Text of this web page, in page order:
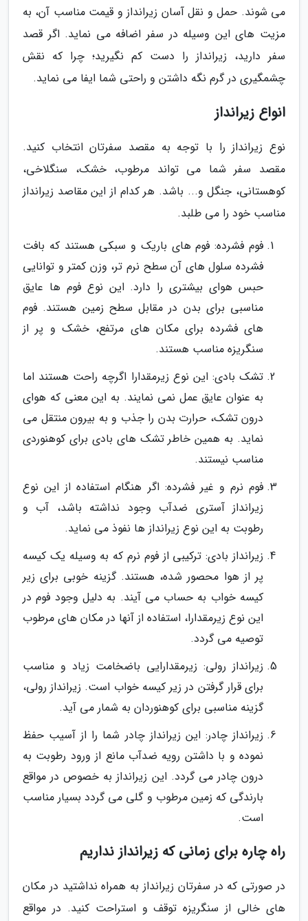
می شوند. حمل و نقل آسان زیرانداز و قیمت مناسب آن، به
مزیت های این وسیله در سفر اضافه می نماید. اگر قصد
سفر دارید، زیرانداز را دست کم نگیرید؛ چرا که نقش
چشمگیری در گرم نگه داشتن و راحتی شما ایفا می نماید.
انواع زیرانداز
نوع زیرانداز را با توجه به مقصد سفرتان انتخاب کنید.
مقصد سفر شما می تواند مرطوب، خشک، سنگلاخی،
کوهستانی، جنگل و... باشد. هر کدام از این مقاصد زیرانداز
مناسب خود را می طلبد.
فوم فشرده: فوم های باریک و سبکی هستند که بافت
فشرده سلول های آن سطح نرم تر، وزن کمتر و توانایی
حبس هوای بیشتری را دارد. این نوع فوم ها عایق
مناسبی برای بدن در مقابل سطح زمین هستند. فوم
های فشرده برای مکان های مرتفع، خشک و پر از
سنگریزه مناسب هستند.
تشک بادی: این نوع زیرمقدارا اگرچه راحت هستند اما
به عنوان عایق عمل نمی نمایند. به این معنی که هوای
درون تشک، حرارت بدن را جذب و به بیرون منتقل می
نماید. به همین خاطر تشک های بادی برای کوهنوردی
مناسب نیستند.
فوم نرم و غیر فشرده: اگر هنگام استفاده از این نوع
زیرانداز آستری ضدآب وجود نداشته باشد، آب و
رطوبت به این نوع زیرانداز ها نفوذ می نماید.
زیرانداز بادی: ترکیبی از فوم نرم که به وسیله یک کیسه
پر از هوا محصور شده، هستند. گزینه خوبی برای زیر
کیسه خواب به حساب می آیند. به دلیل وجود فوم در
این نوع زیرمقدارا، استفاده از آنها در مکان های مرطوب
توصیه می گردد.
زیرانداز رولی: زیرمقدارایی باضخامت زیاد و مناسب
برای قرار گرفتن در زیر کیسه خواب است. زیرانداز رولی،
گزینه مناسبی برای کوهنوردان به شمار می آید.
زیرانداز چادر: این زیرانداز چادر شما را از آسیب حفظ
نموده و با داشتن رویه ضدآب مانع از ورود رطوبت به
درون چادر می گردد. این زیرانداز به خصوص در مواقع
بارندگی که زمین مرطوب و گلی می گردد بسیار مناسب
است.
راه چاره برای زمانی که زیرانداز نداریم
در صورتی که در سفرتان زیرانداز به همراه نداشتید در مکان
های خالی از سنگریزه توقف و استراحت کنید. در مواقع